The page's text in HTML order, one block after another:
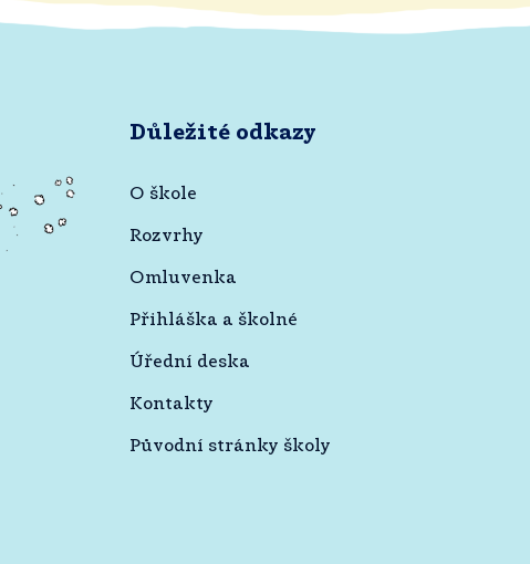
Důležité odkazy
O škole
Rozvrhy
Omluvenka
Přihláška a školné
Úřední deska
Kontakty
Původní stránky školy